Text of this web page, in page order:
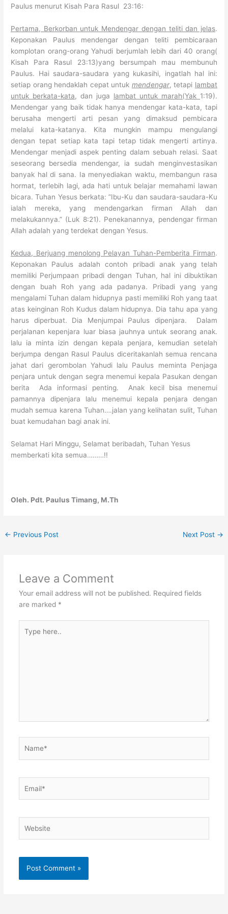
Paulus menurut Kisah Para Rasul 23:16:
Pertama, Berkorban untuk Mendengar dengan teliti dan jelas.
Keponakan Paulus mendengar dengan teliti pembicaraan
komplotan orang-orang Yahudi berjumlah lebih dari 40 orang(
Kisah Para Rasul 23:13)yang bersumpah mau membunuh
Paulus. Hai saudara-saudara yang kukasihi, ingatlah hal ini:
setiap orang hendaklah cepat untuk mendengar, tetapi lambat
untuk berkata-kata, dan juga lambat untuk marah(Yak 1:19).
Mendengar yang baik tidak hanya mendengar kata-kata, tapi
berusaha mengerti arti pesan yang dimaksud pembicara
melalui kata-katanya. Kita mungkin mampu mengulangi
dengan tepat setiap kata tapi tetap tidak mengerti artinya.
Mendengar menjadi aspek penting dalam sebuah relasi. Saat
seseorang bersedia mendengar, ia sudah menginvestasikan
banyak hal di sana. Ia menyediakan waktu, membangun rasa
hormat, terlebih lagi, ada hati untuk belajar memahami lawan
bicara. Tuhan Yesus berkata: ”Ibu-Ku dan saudara-saudara-Ku
ialah mereka, yang mendengarkan firman Allah dan
melakukannya.” (Luk 8:21). Penekanannya, pendengar firman
Allah adalah yang terdekat dengan Yesus.
Kedua, Berjuang menolong Pelayan Tuhan-Pemberita Firman.
Keponakan Paulus adalah contoh pribadi anak yang telah
memiliki Perjumpaan pribadi dengan Tuhan, hal ini dibuktikan
dengan buah Roh yang ada padanya. Pribadi yang yang
mengalami Tuhan dalam hidupnya pasti memiliki Roh yang taat
atas keinginan Roh Kudus dalam hidupnya. Dia tahu apa yang
harus diperbuat. Dia Menjumpai Paulus dipenjara. Dalam
perjalanan kepenjara luar biasa jauhnya untuk seorang anak.
lalu ia minta izin dengan kepala penjara, kemudian setelah
berjumpa dengan Rasul Paulus diceritakanlah semua rencana
jahat dari gerombolan Yahudi lalu Paulus meminta Penjaga
penjara untuk dengan segra menemui kepala Pasukan dengan
berita Ada informasi penting. Anak kecil bisa menemui
pamannya dipenjara lalu menemui kepala penjara dengan
mudah semua karena Tuhan….jalan yang kelihatan sulit, Tuhan
buat kemudahan bagi anak ini.
Selamat Hari Minggu, Selamat beribadah, Tuhan Yesus
memberkati kita semua………!!
Oleh. Pdt. Paulus Timang, M.Th
← Previous Post Next Post →
Leave a Comment
Your email address will not be published. Required fields
are marked *
here..